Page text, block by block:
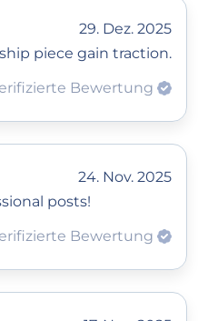
29. Dez. 2025
piece gain traction.
Bewertung
24. Nov. 2025
posts!
Bewertung